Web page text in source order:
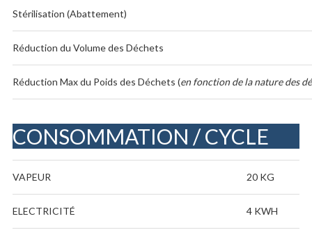
Stérilisation (Abattement)
Réduction du Volume des Déchets
Réduction Max du Poids des Déchets (en fonction de la nature des
CONSOMMATION / CYCLE
VAPEUR 20 KG
ELECTRICITÉ 4 KWH